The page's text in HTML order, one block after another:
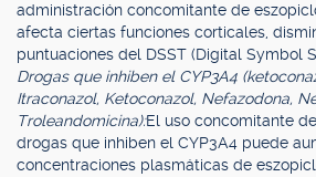
administración concomitante de
afecta ciertas funciones corticales,
puntuaciones del DSST (Digital Symbol
Drogas que inhiben el CYP3A4
Itraconazol, Ketoconazol, Nefazodona,
Troleandomicina):El uso concomitante
drogas que inhiben el CYP3A4 puede
concentraciones plasmáticas de